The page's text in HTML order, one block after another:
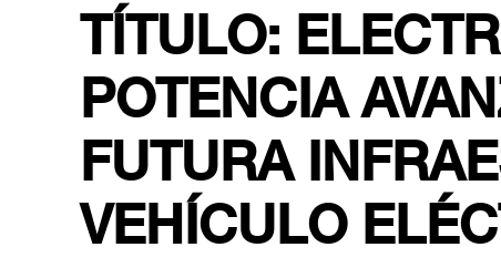
TÍTULO:
POTENCIA
FUTURA
VEHÍCULO